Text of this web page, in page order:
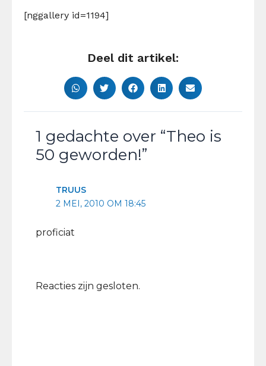
[nggallery id=1194]
Deel dit artikel:
1 gedachte over “Theo is
50 geworden!”
TRUUS
2 MEI, 2010 OM 18:45
proficiat
Reacties zijn gesloten.